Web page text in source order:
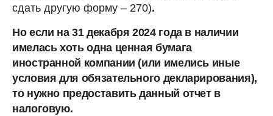
сдать другую форму – 270).
Но если на 31 декабря 2024 года в наличии
имелась хоть одна ценная бумага
иностранной компании (или имелись иные
условия для обязательного декларирования),
то нужно предоставить данный отчет в
налоговую.